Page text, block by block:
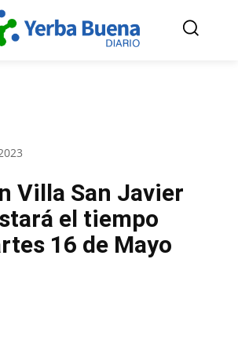
Villa San Javier
el tiempo
16 de Mayo